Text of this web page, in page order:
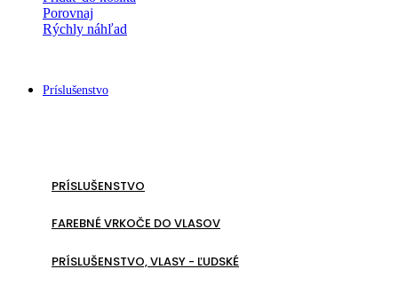
Porovnaj
Rýchly náhľad
Príslušenstvo
PRÍSLUŠENSTVO
FAREBNÉ VRKOČE DO VLASOV
PRÍSLUŠENSTVO, VLASY - ĽUDSKÉ